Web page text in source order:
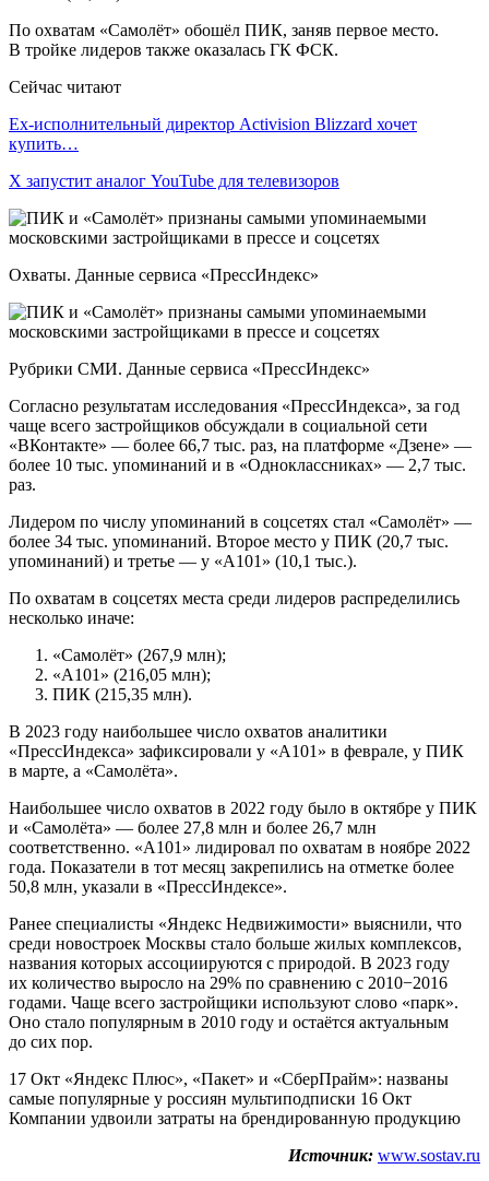
По охватам «Cамолёт» обошёл ПИК, заняв первое место.
В тройке лидеров также оказалась ГК ФСК.
Сейчас читают
Ex-исполнительный директор Activision Blizzard хочет
купить…
X запустит аналог YouTube для телевизоров
Охваты. Данные сервиса «ПрессИндекс»
Рубрики СМИ. Данные сервиса «ПрессИндекс»
Согласно результатам исследования «ПрессИндекса», за год
чаще всего застройщиков обсуждали в социальной сети
«ВКонтакте» — более 66,7 тыс. раз, на платформе «Дзене» —
более 10 тыc. упоминаний и в «Одноклассниках» — 2,7 тыс.
раз.
Лидером по числу упоминаний в соцсетях стал «Cамолёт» —
более 34 тыс. упоминаний. Второе место у ПИК (20,7 тыс.
упоминаний) и третье — у «А101» (10,1 тыс.).
По охватам в соцсетях места среди лидеров распределились
несколько иначе:
«Cамолёт» (267,9 млн);
«А101» (216,05 млн);
ПИК (215,35 млн).
В 2023 году наибольшее число охватов аналитики
«ПрессИндекса» зафиксировали у «А101» в феврале, у ПИК
в марте, а «Cамолёта».
Наибольшее число охватов в 2022 году было в октябре у ПИК
и «Cамолёта» — более 27,8 млн и более 26,7 млн
соответственно. «А101» лидировал по охватам в ноябре 2022
года. Показатели в тот месяц закрепились на отметке более
50,8 млн, указали в «ПрессИндексе».
Ранее специалисты «Яндекс Недвижимости» выяснили, что
среди новостроек Москвы стало больше жилых комплексов,
названия которых ассоциируются с природой. В 2023 году
их количество выросло на 29% по сравнению с 2010−2016
годами. Чаще всего застройщики используют слово «парк».
Оно стало популярным в 2010 году и остаётся актуальным
до сих пор.
17 Окт «Яндекс Плюс», «Пакет» и «СберПрайм»: названы
самые популярные у россиян мультиподписки 16 Окт
Компании удвоили затраты на брендированную продукцию
Источник: www.sostav.ru